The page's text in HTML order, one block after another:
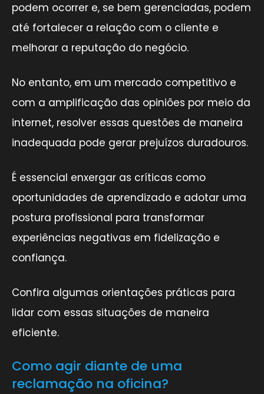
podem ocorrer e, se bem gerenciadas, podem
até fortalecer a relação com o cliente e
melhorar a reputação do negócio.
No entanto, em um mercado competitivo e
com a amplificação das opiniões por meio da
internet, resolver essas questões de maneira
inadequada pode gerar prejuízos duradouros.
É essencial enxergar as críticas como
oportunidades de aprendizado e adotar uma
postura profissional para transformar
experiências negativas em fidelização e
confiança.
Confira algumas orientações práticas para
lidar com essas situações de maneira
eficiente.
Como agir diante de uma
reclamação na oficina?